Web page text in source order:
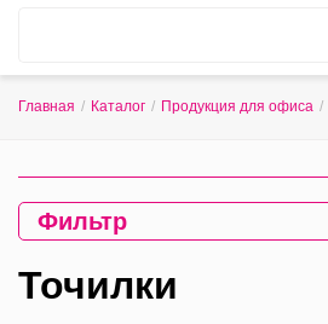
Главная / Каталог / Продукция для офиса /
Фильтр
Точилки